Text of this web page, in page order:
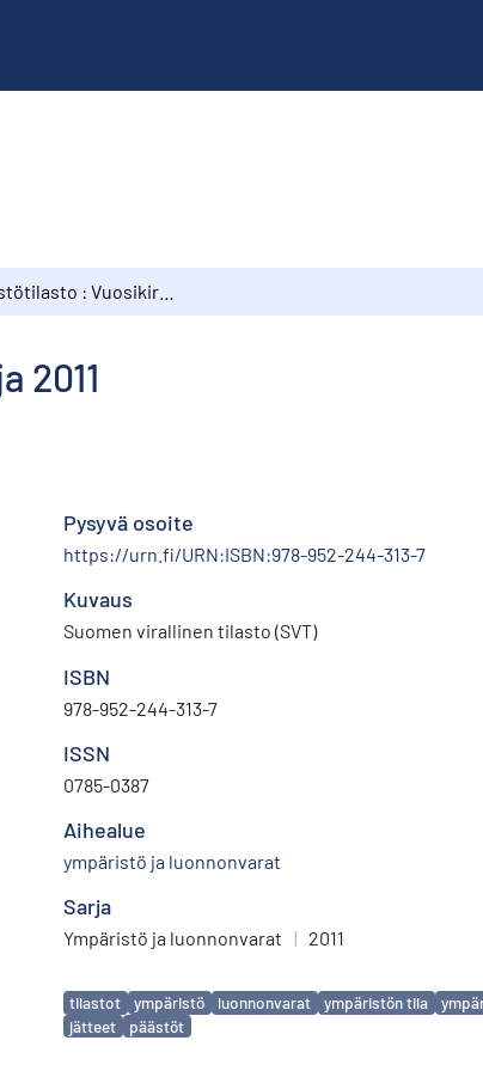
2011
Pysyvä osoite
https://urn.fi/URN:ISBN:978-952-244-313-7
Kuvaus
Suomen virallinen tilasto (SVT)
ISBN
978-952-244-313-7
ISSN
0785-0387
Aihealue
ympäristö ja luonnonvarat
Sarja
Ympäristö ja luonnonvarat | 2011
Avainsanat
tilastot ympäristö luonnonvarat ympäristön tila
jätteet
päästöt